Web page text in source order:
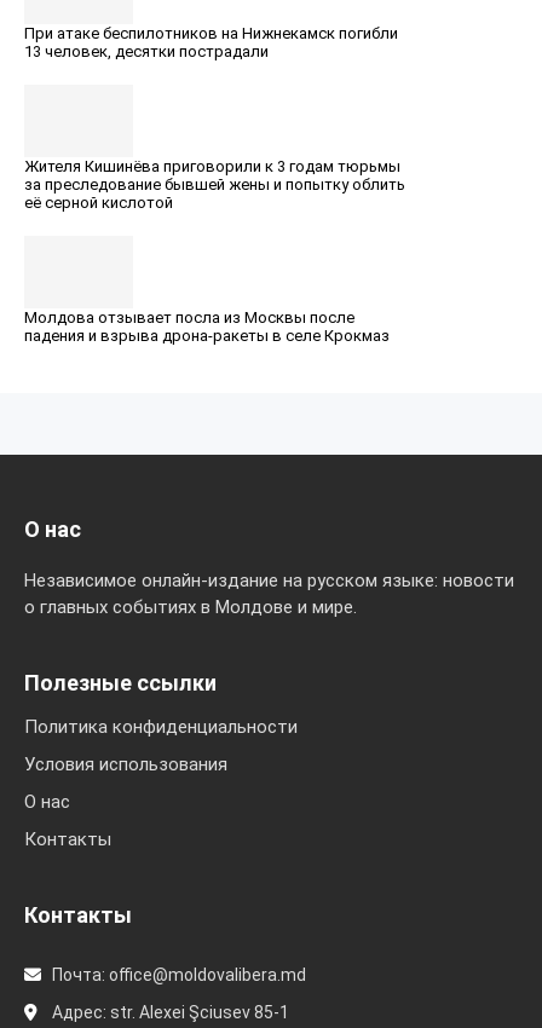
При атаке беспилотников на Нижнекамск погибли
13 человек, десятки пострадали
Жителя Кишинёва приговорили к 3 годам тюрьмы
за преследование бывшей жены и попытку облить
её серной кислотой
Молдова отзывает посла из Москвы после
падения и взрыва дрона-ракеты в селе Крокмаз
О нас
Независимое онлайн-издание на русском языке: новости
о главных событиях в Молдове и мире.
Полезные ссылки
Политика конфиденциальности
Условия использования
О нас
Контакты
Контакты
Почта: office@moldovalibera.md
Адрес: str. Alexei Şciusev 85-1